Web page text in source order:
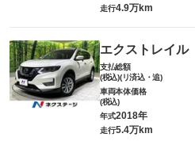
走行4.9万km
エクストレイル
支払総額
(税込)(リ済込・追)
車両本体価格
(税込)
年式2018年
走行5.4万km